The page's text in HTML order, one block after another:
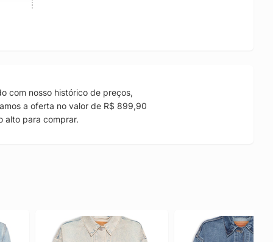
com nosso histórico de preços,
a oferta no valor de R$ 899,90
alto para comprar.